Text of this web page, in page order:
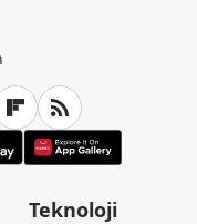
Teknoloji